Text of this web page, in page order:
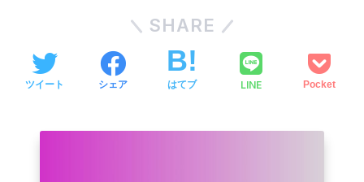
SHARE
ツイート シェア はてブ LINE Pocket